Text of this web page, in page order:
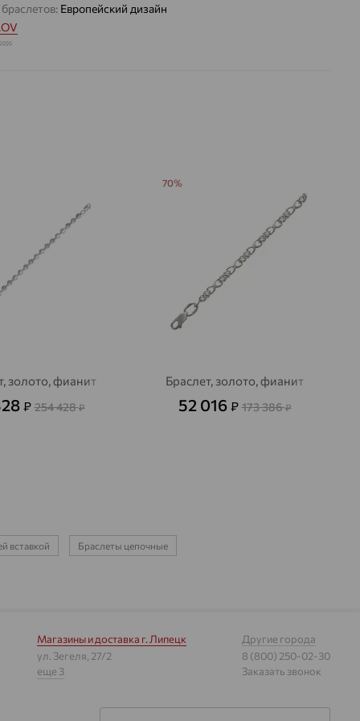
Европейский дизайн
вставки:
золото, фианит
₽ 254 428₽
Браслет, золото, фианит
52 016 ₽ 173 386₽
70%
вставкой Браслеты цепочные
Магазины и доставка г. Липецк
ул. Зегеля, 27/2
еще 3
Другие города
8 (800) 250-02-30
Заказать звонок